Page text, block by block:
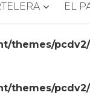
EL
themes/
themes/